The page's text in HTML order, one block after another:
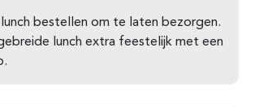
bestellen om te laten bezorgen.
lunch extra feestelijk met een